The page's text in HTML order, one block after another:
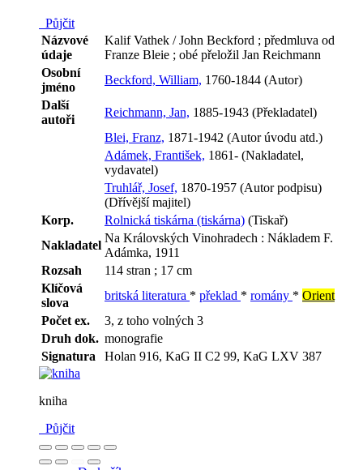
Půjčit
Názvové
údaje
Kalif Vathek / John Beckford ; předmluva od
Franze Bleie ; obé přeložil Jan Reichmann
Osobní
jméno
Beckford, William, 1760-1844 (Autor)
Další
autoři
Reichmann, Jan, 1885-1943 (Překladatel)
Blei, Franz, 1871-1942 (Autor úvodu atd.)
Adámek, František, 1861- (Nakladatel,
vydavatel)
Truhlář, Josef, 1870-1957 (Autor podpisu)
(Dřívější majitel)
Korp.
Rolnická tiskárna (tiskárna) (Tiskař)
Nakladatel
Na Královských Vinohradech : Nákladem F.
Adámka, 1911
Rozsah
114 stran ; 17 cm
Klíčová
slova
britská literatura * překlad * romány * Orient
Počet ex.
3, z toho volných 3
Druh dok. monografie
Signatura
Holan 916, KaG II C2 99, KaG LXV 387
kniha
Půjčit